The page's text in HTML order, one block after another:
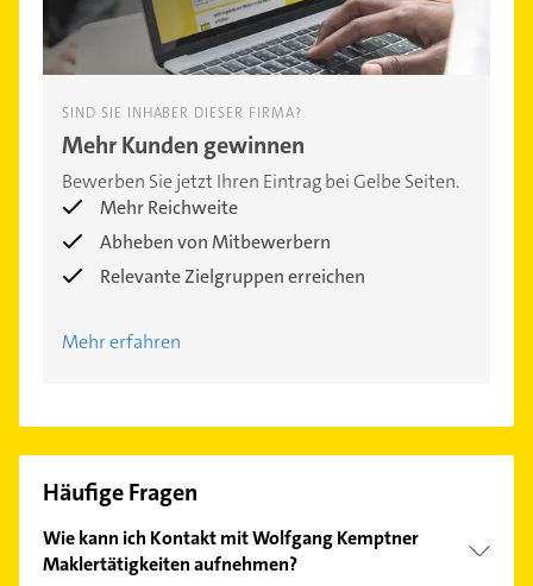
SIND SIE INHABER DIESER FIRMA?
Mehr Kunden gewinnen
Bewerben Sie jetzt Ihren Eintrag bei Gelbe Seiten.
Mehr Reichweite
Abheben von Mitbewerbern
Relevante Zielgruppen erreichen
Mehr erfahren
Häufige Fragen
Wie kann ich Kontakt mit Wolfgang Kemptner
Maklertätigkeiten aufnehmen?